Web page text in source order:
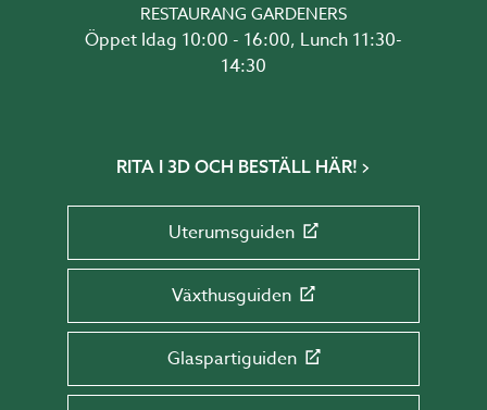
RESTAURANG GARDENERS
Öppet Idag 10:00 - 16:00, Lunch 11:30-
14:30
RITA I 3D OCH BESTÄLL HÄR!
Uterumsguiden
Växthusguiden
Glaspartiguiden